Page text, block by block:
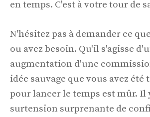
en temps. C'est à votre tour de
N'hésitez pas à demander ce
ou avez besoin. Qu'il s'agisse
augmentation d'une
idée sauvage que vous avez
pour lancer le temps est mûr. Il
surtension surprenante de